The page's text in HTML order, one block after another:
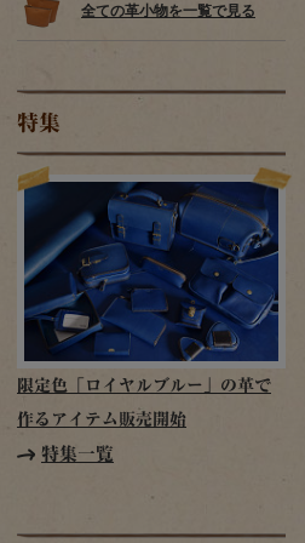
全ての革小物を一覧で見る
特集
限定色「ロイヤルブルー」の革で
作るアイテム販売開始
特集一覧